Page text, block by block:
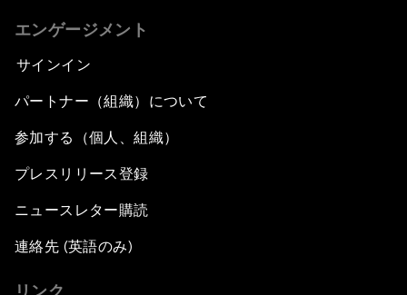
エンゲージメント
サインイン
パートナー（組織）について
参加する（個人、組織）
プレスリリース登録
ニュースレター購読
連絡先 (英語のみ)
リンク